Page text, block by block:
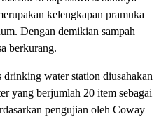
kelengkapan pramuka
Dengan demikian sampah
berkurang.
water station diusahakan
yang berjumlah 20 item sebagai
pengujian oleh Coway